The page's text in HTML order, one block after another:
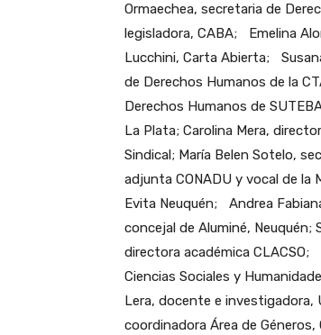
Ormaechea, secretaria de
legisladora, CABA; Emelina
Lucchini, Carta Abierta;
de Derechos Humanos de la
Derechos Humanos de
La Plata; Carolina Mera,
Sindical; María Belen Sotelo,
adjunta CONADU y vocal de la
Evita Neuquén; Andrea
concejal de Aluminé,
directora académica
Ciencias Sociales y
Lera, docente e investigadora,
coordinadora Área de